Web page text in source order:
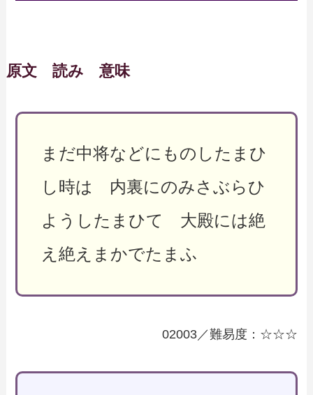
原文 読み 意味
まだ中将などにものしたまひ
し時は 内裏にのみさぶらひ
ようしたまひて 大殿には絶
え絶えまかでたまふ
02003／難易度：☆☆☆